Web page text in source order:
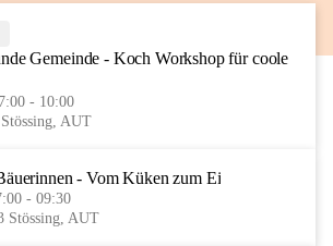
AUG
Gemeinde - Koch Workshop für coole
- 10:00
AUT
- Vom Küken zum Ei
- 09:30
Stössing, AUT